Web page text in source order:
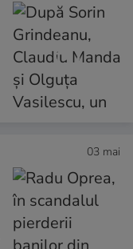
03 mai